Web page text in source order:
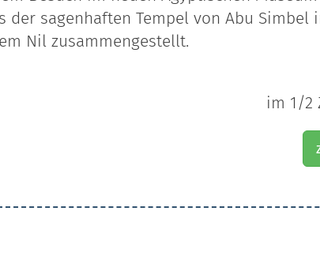
der sagenhaften Tempel von Abu Simbel
Nil zusammengestellt.
im 1/2